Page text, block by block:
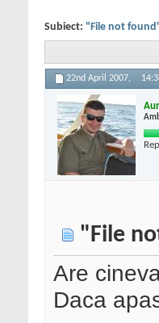
Subiect: "File not
22nd April 2007,
"File
Are
Daca